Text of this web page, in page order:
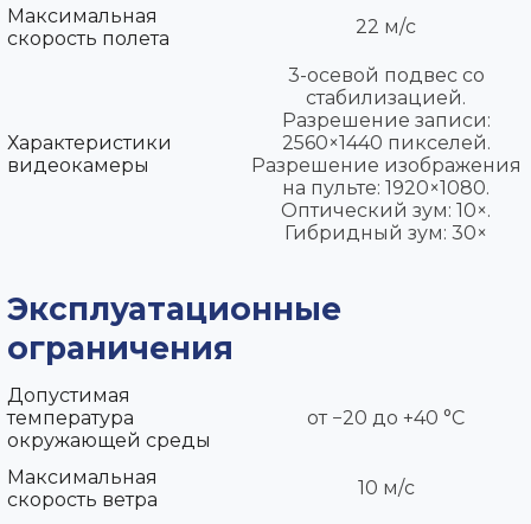
Максимальная
скорость полета
22 м/с
Характеристики
видеокамеры
3-осевой подвес со
стабилизацией.
Разрешение записи:
2560×1440 пикселей.
Разрешение изображения
на пульте: 1920×1080.
Оптический зум: 10×.
Гибридный зум: 30×
Эксплуатационные
ограничения
Допустимая
температура
окружающей среды
от −20 до +40 °С
Максимальная
скорость ветра
10 м/с